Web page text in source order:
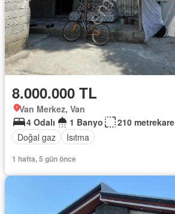
8.000.000 TL
Van Merkez, Van
4 Odalı
1 Banyo
210 metrekare
Doğal gaz
Isıtma
1 hafta, 5 gün önce